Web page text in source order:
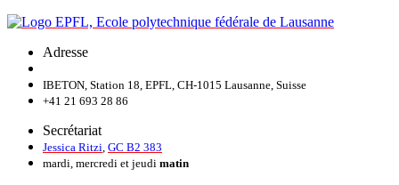
Adresse
IBETON, Station 18, EPFL, CH-1015 Lausanne, Suisse
+41 21 693 28 86
Secrétariat
Jessica Ritzi GC B2 383
mardi, mercredi et jeudi matin